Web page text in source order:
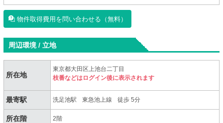
物件取得費用を問い合わせる（無料）
周辺環境 / 立地
所在地
東京都大田区上池台二丁目
枝番などはログイン後に表示されます
最寄駅 洗足池駅 東急池上線 徒歩 5分
所在階 2階